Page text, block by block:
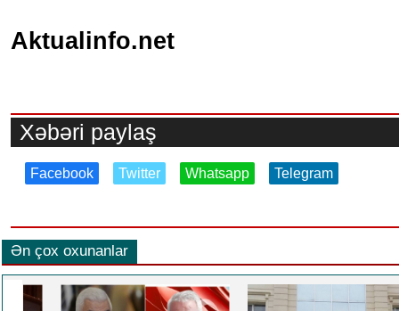
Aktualinfo.net
Xəbəri paylaş
Facebook Twitter Whatsapp Telegram
Ən çox oxunanlar